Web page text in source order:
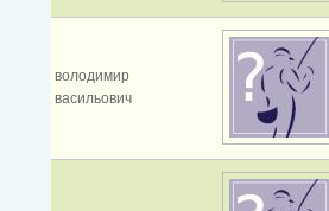
володимир
васильович